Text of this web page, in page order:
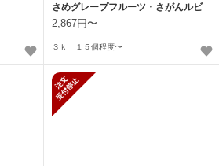
さめグレープフルーツ・さがんルビ
ー
2,867円〜
３ｋ １５個程度〜